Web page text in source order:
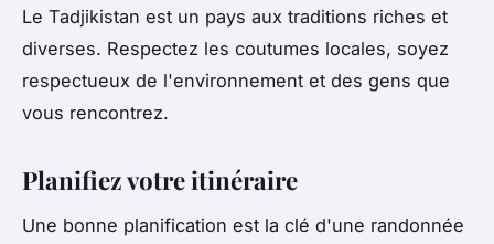
Le Tadjikistan est un pays aux traditions riches et
diverses. Respectez les coutumes locales, soyez
respectueux de l'environnement et des gens que
vous rencontrez.
Planifiez votre itinéraire
Une bonne planification est la clé d'une randonnée